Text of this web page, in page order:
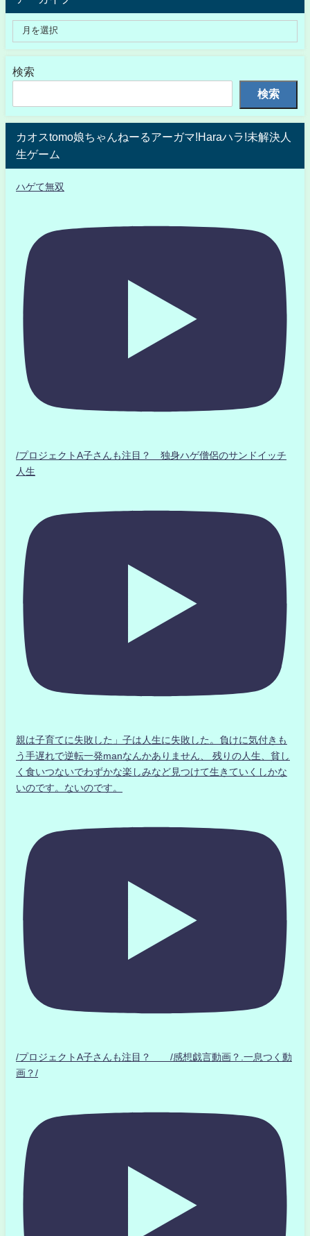
検索
検索
カオスtomo娘ちゃんねーるアーガマ!Haraハラ!未解決人
生ゲーム
ハゲて無双
/プロジェクトA子さんも注目？ 独身ハゲ僧侶のサンドイッチ
人生
親は子育てに失敗した」子は人生に失敗した。負けに気付きも
う手遅れで逆転一発manなんかありません、 残りの人生、貧し
く食いつないでわずかな楽しみなど見つけて生きていくしかな
いのです。ないのです。
/プロジェクトA子さんも注目？ /感想戯言動画？.一息つく動
画？/